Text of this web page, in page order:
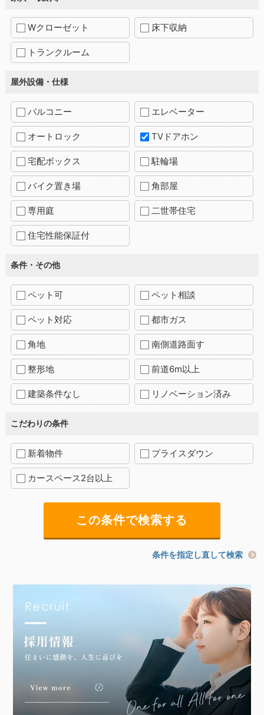
Wクローゼット 床下収納
トランクルーム
屋外設備・仕様
バルコニー エレベーター
オートロック TVドアホン
宅配ボックス 駐輪場
バイク置き場 角部屋
専用庭 二世帯住宅
住宅性能保証付
条件・その他
ペット可 ペット相談
ペット対応 都市ガス
角地 南側道路面す
整形地 前道6m以上
建築条件なし リノベーション済み
こだわりの条件
新着物件 プライスダウン
カースペース2台以上
条件を指定し直して検索